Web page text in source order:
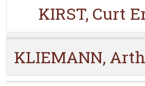
KIRST, Curt
KLIEMANN,